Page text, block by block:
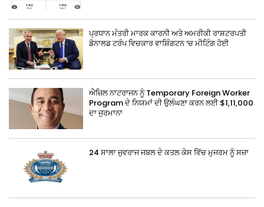
ਪ੍ਰਧਾਨ ਮੰਤਰੀ ਮਾਰਕ ਕਾਰਨੀ ਅਤੇ ਅਮਰੀਕੀ ਰਾਸ਼ਟਰਪਤੀ
ਡੋਨਾਲਡ ਟਰੰਪ ਵਿਚਕਾਰ ਵਾਸ਼ਿੰਗਟਨ ‘ਚ ਮੀਟਿੰਗ ਹੋਈ
ਐਜ਼ਿਲ ਨਾਟਰਾਜਨ ਨੂੰ Temporary Foreign Worker
Program ਦੇ ਨਿਯਮਾਂ ਦੀ ਉਲੰਘਣਾ ਕਰਨ ਲਈ $1,11,000
ਦਾ ਜੁਰਮਾਨਾ
24 ਸਾਲਾ ਜੁਵਰਾਜ ਜਬਲ ਦੇ ਕਤਲ ਕੇਸ ਵਿੱਚ ਮੁਜਰਮ ਨੂੰ ਸਜ਼ਾ